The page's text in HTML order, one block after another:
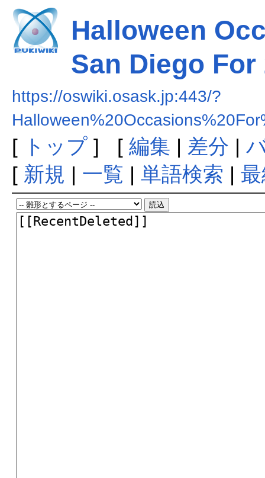
Halloween
San Diego For
https://oswiki.osask.jp:443/?
[ トップ] [ 編集 | 差分 |
[ 新規 | 一覧 | 単語検索 |